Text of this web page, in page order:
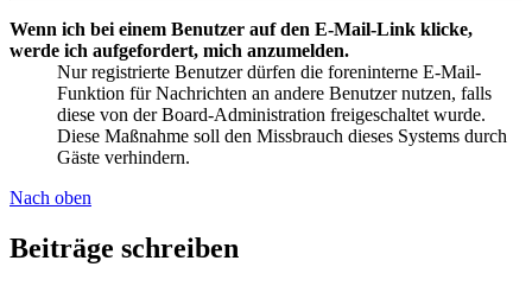
Wenn ich bei einem Benutzer auf den E-Mail-Link klicke,
werde ich aufgefordert, mich anzumelden.
Nur registrierte Benutzer dürfen die foreninterne E-Mail-
Funktion für Nachrichten an andere Benutzer nutzen, falls
diese von der Board-Administration freigeschaltet wurde.
Diese Maßnahme soll den Missbrauch dieses Systems durch
Gäste verhindern.
Nach oben
Beiträge schreiben